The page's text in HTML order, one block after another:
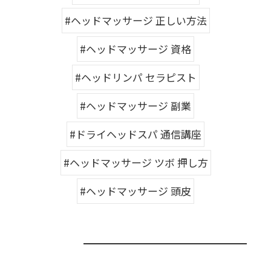
#ヘッドマッサージ 正しい方法
#ヘッドマッサージ 資格
#ヘッドリンパ セラピスト
#ヘッドマッサージ 副業
#ドライヘッドスパ 通信講座
#ヘッドマッサージ ツボ 押し方
#ヘッドマッサージ 頭皮